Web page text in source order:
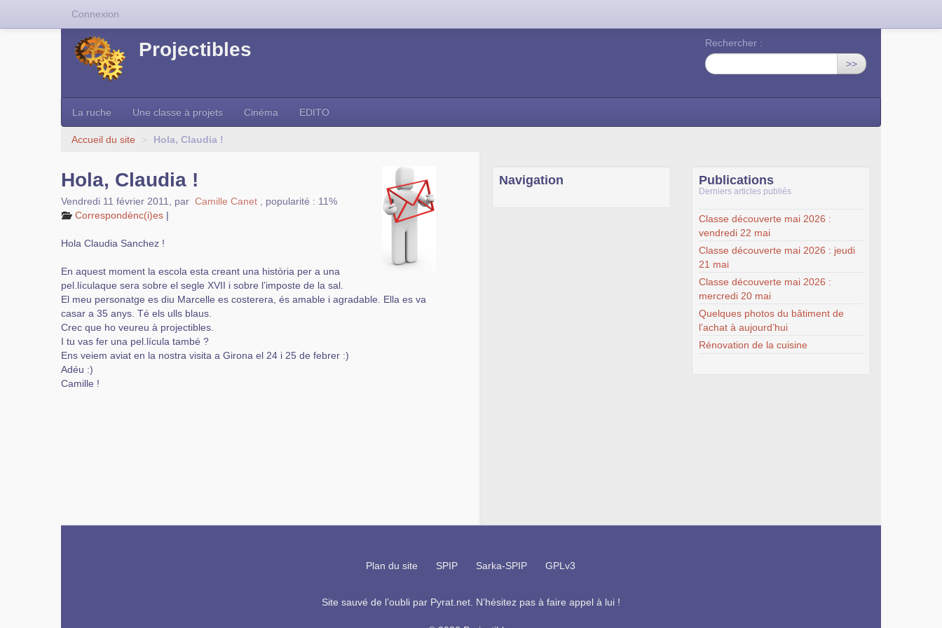
Projectibles
Rechercher :
>>
La ruche Une classe à projets Cinéma EDITO
Accueil du site > Hola, Claudia !
Hola, Claudia !
Vendredi 11 février 2011 par Camille Canet
popularité : 11%
Correspondènc(i)es |
Hola Claudia Sanchez !
En aquest moment la escola esta creant una història per a una
pel.lículaque sera sobre el segle XVII i sobre l’imposte de la sal.
El meu personatge es diu Marcelle es costerera, és amable i agradable. Ella es va
casar a 35 anys. Té els ulls blaus.
Crec que ho veureu à projectibles.
I tu vas fer una pel.lícula també ?
Ens veiem aviat en la nostra visita a Girona el 24 i 25 de febrer :)
Adéu :)
Camille !
Navigation Publications
Derniers articles publiés
Classe découverte mai 2026 :
vendredi 22 mai
Classe découverte mai 2026 : jeudi
21 mai
Classe découverte mai 2026 :
mercredi 20 mai
Quelques photos du bâtiment de
l’achat à aujourd’hui
Rénovation de la cuisine
Plan du site SPIP Sarka-SPIP GPLv3
Site sauvé de l’oubli par Pyrat.net . N’hésitez pas à faire appel à lui !
Connexion